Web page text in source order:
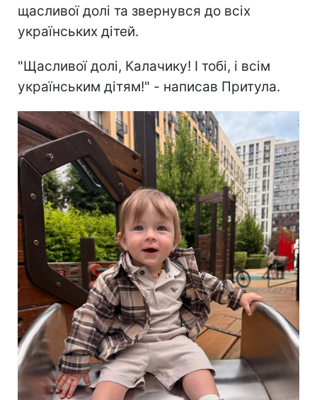
щасливої долі та звернувся до всіх
українських дітей.
"Щасливої долі, Калачику! І тобі, і всім
українським дітям!" - написав Притула.